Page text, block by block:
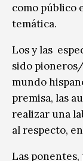
como público
temática.
Los y las
sido
mundo
premisa, las
realizar una
al respecto,
Las